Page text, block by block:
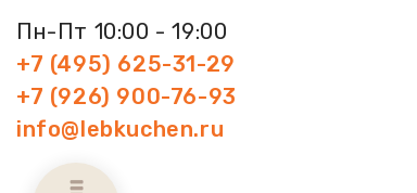
Пн-Пт 10:00 - 19:00
+7 (495) 625-31-29
+7 (926) 900-76-93
info@lebkuchen.ru